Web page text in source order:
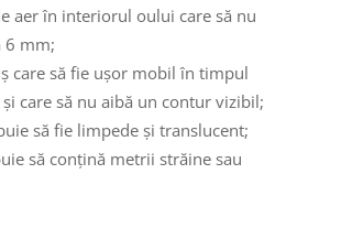
aer în interiorul oului care să nu
6 mm;
care să fie ușor mobil în timpul
care să nu aibă un contur vizibil;
să fie limpede și translucent;
să conțină metrii străine sau